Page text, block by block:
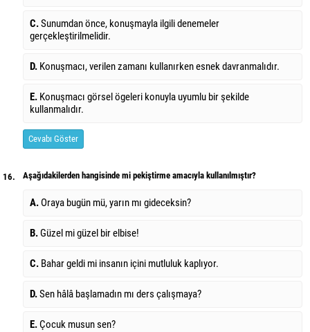
C.Sunumdan önce, konuşmayla ilgili denemeler
gerçekleştirilmelidir.
D. Konuşmacı, verilen zamanı kullanırken esnek davranmalıdır.
E. Konuşmacı görsel ögeleri konuyla uyumlu bir şekilde
kullanmalıdır.
Cevabı Göster
16. Aşağıdakilerden hangisinde mi pekiştirme amacıyla kullanılmıştır?
A. Oraya bugün mü, yarın mı gideceksin?
B.Güzel mi güzel bir elbise!
C. Bahar geldi mi insanın içini mutluluk kaplıyor.
D.Sen hâlâ başlamadın mı ders çalışmaya?
E.Çocuk musun sen?